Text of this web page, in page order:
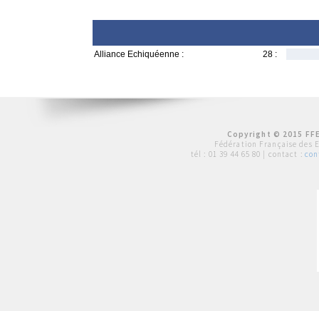
Alliance Echiquéenne : 28 :
Copyright © 2015
Fédération Française des
tél : 01 39 44 65 80 | contact :